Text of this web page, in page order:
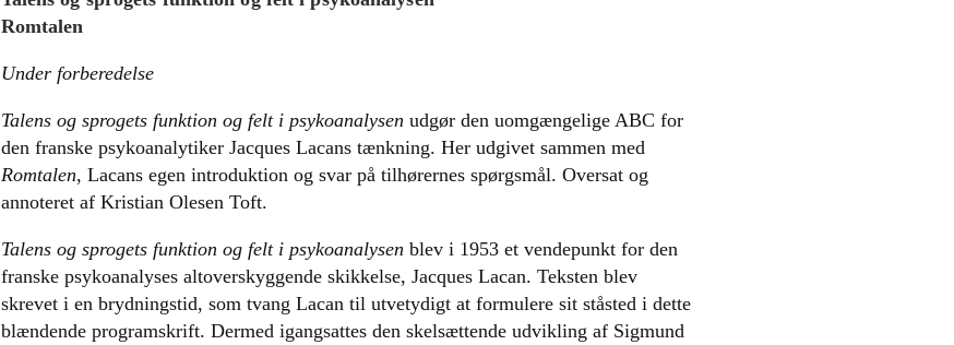
Romtalen
Under forberedelse
Talens og sprogets funktion og felt i psykoanalysen udgør den uomgængelige ABC for
den franske psykoanalytiker Jacques Lacans tænkning. Her udgivet sammen med
Romtalen, Lacans egen introduktion og svar på tilhørernes spørgsmål. Oversat og
annoteret af Kristian Olesen Toft.
Talens og sprogets funktion og felt i psykoanalysen blev i 1953 et vendepunkt for den
franske psykoanalyses altoverskyggende skikkelse, Jacques Lacan. Teksten blev
skrevet i en brydningstid, som tvang Lacan til utvetydigt at formulere sit ståsted i dette
blændende programskrift. Dermed igangsattes den skelsættende udvikling af Sigmund